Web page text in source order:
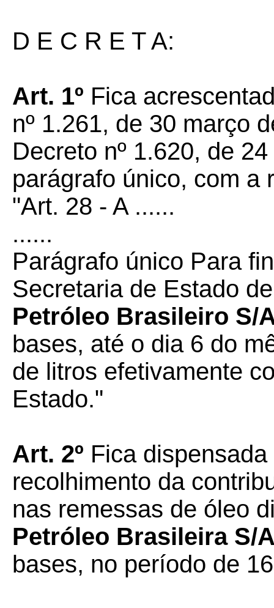
D E C R E T A:
Art. 1º Fica
nº 1.261, de 30 março
Decreto nº 1.620, de
parágrafo único, com a
"Art. 28 - A ......
......
Parágrafo único Para
Secretaria de Estado
Petróleo Brasileiro S/
bases, até o dia 6 do
de litros efetivamente
Estado."
Art. 2º Fica
recolhimento da
nas remessas de óleo
Petróleo Brasileira S/
bases, no período de